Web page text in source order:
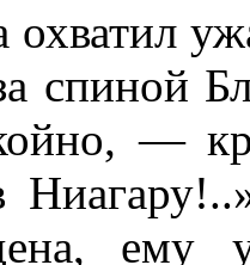
охватил
спиной
—
ему